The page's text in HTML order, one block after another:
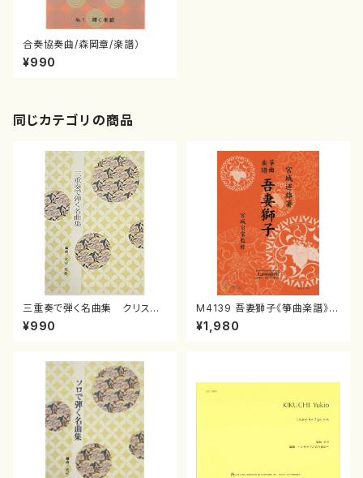
合奏協奏曲/森岡章/楽譜）
¥990
同じカテゴリの商品
三重奏で弾く名曲集 クリスマ
スメドレー( 箏2/大平光美 編
曲/楽譜）
¥990
M4139 吾妻獅子《箏曲楽譜》
（箏/宮城道雄著・宮城宗家監修/
箏曲古典楽譜）
¥1,980